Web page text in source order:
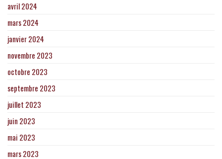
avril 2024
mars 2024
janvier 2024
novembre 2023
octobre 2023
septembre 2023
juillet 2023
juin 2023
mai 2023
mars 2023